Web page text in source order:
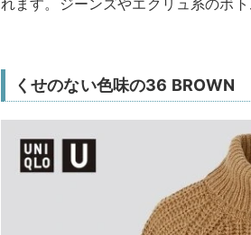
れます。ジーンズやエクリュ系のボ
くせのない色味の36 BROWN